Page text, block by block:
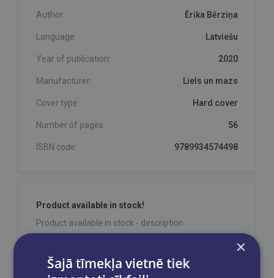
Author: Ērika Bērziņa
Language: Latviešu
Year of publication: 2020
Manufacturer: Liels un mazs
Cover type: Hard cover
Number of pages: 56
ISBN code: 9789934574498
Product available in stock!
Product available in stock - description
×
Šajā tīmekļa vietnē tiek